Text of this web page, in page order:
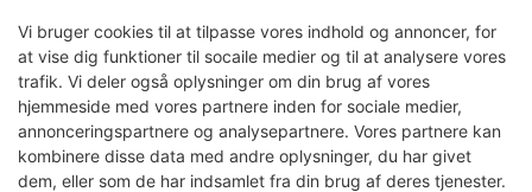
Vi bruger cookies til at tilpasse vores indhold og annoncer, for
at vise dig funktioner til socaile medier og til at analysere vores
trafik. Vi deler også oplysninger om din brug af vores
hjemmeside med vores partnere inden for sociale medier,
annonceringspartnere og analysepartnere. Vores partnere kan
kombinere disse data med andre oplysninger, du har givet
dem, eller som de har indsamlet fra din brug af deres tjenester.